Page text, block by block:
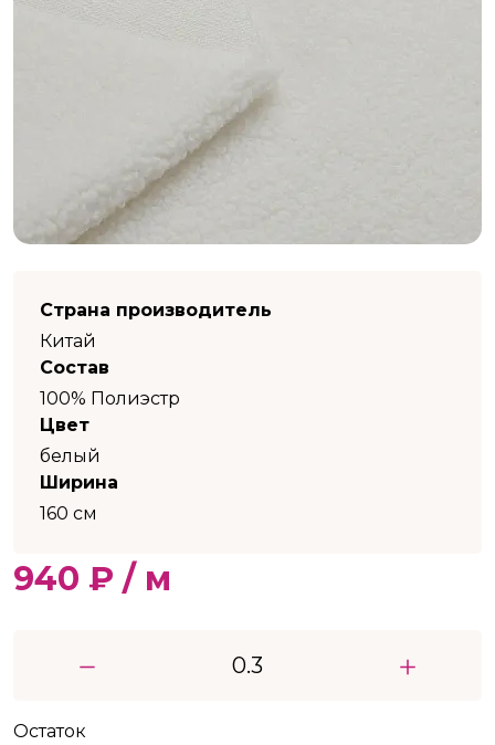
Страна производитель
Китай
Состав
100% Полиэстр
Цвет
белый
Ширина
160 см
940 ₽ / м
Остаток